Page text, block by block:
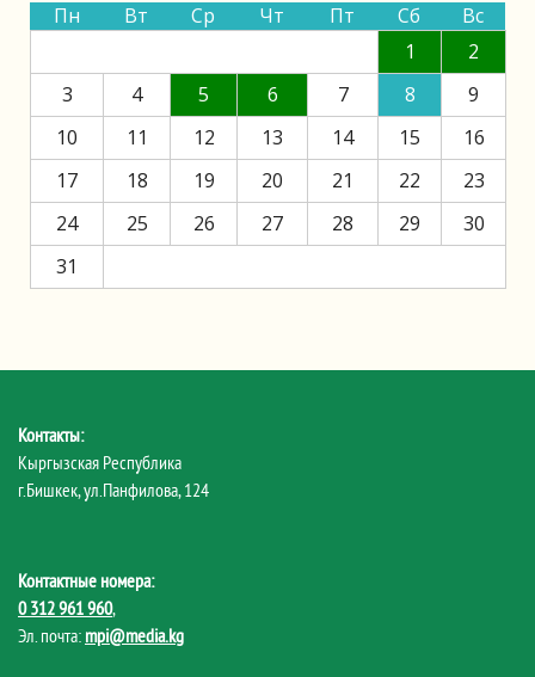
Пн Вт Ср Чт Пт Сб
Вс
1
2
3
4 5 6 7 8
9
10
11 12 13 14 15
16
17
18 19 20 21 22
23
24
25 26 27 28 29
30
31
Контакты:
Кыргызская Республика
г.Бишкек, ул.Панфилова, 124
Контактные номера:
0 312 961 960,
Эл. почта: mpi@media.kg